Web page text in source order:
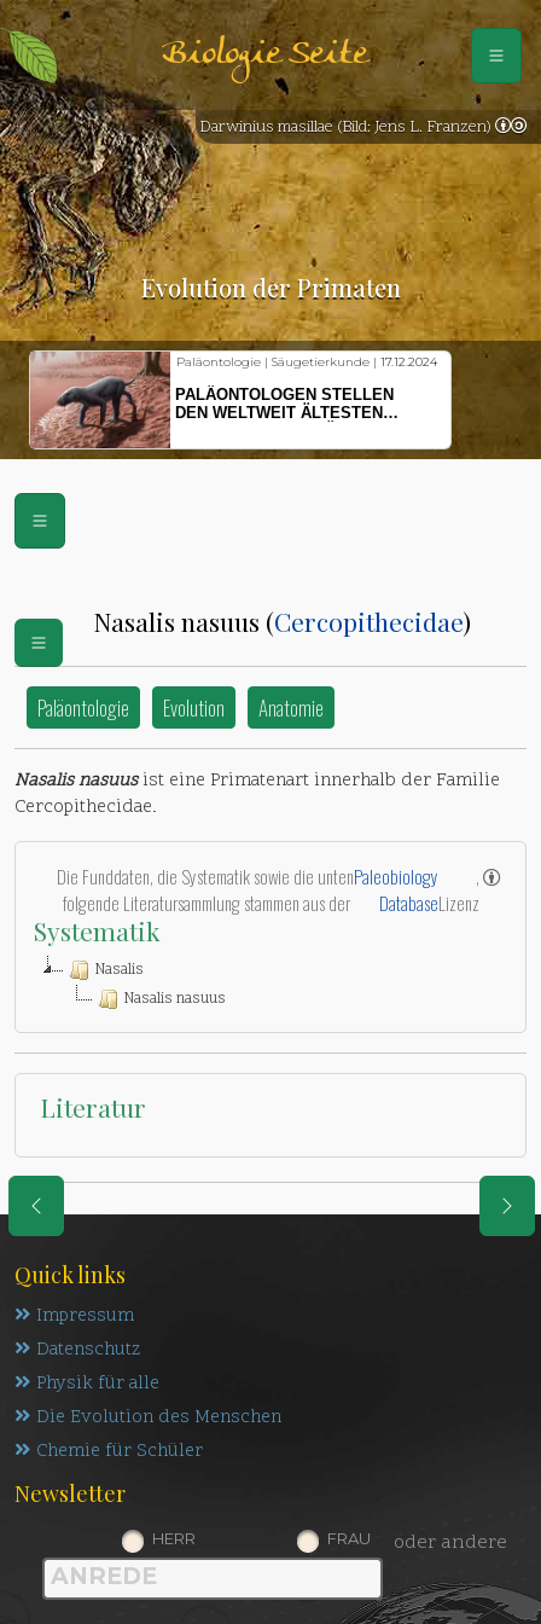
Biologie Seite
Evolution der Primaten
Paläontologie | Säugetierkunde | 17.12.2024
PALÄONTOLOGEN STELLEN
DEN WELTWEIT ÄLTESTEN
VOR
Darwinius masillae (Bild: Jens L. Franzen)
Nasalis nasuus (Cercopithecidae)
Paläontologie Evolution Anatomie
Nasalis nasuusist eine Primatenart innerhalb der Familie
Cercopithecidae.
Die Funddaten, die Systematik sowie die unten
folgende Literatursammlung stammen aus der
Paleobiology
Database
,
Lizenz
Systematik
Nasalis
Nasalis nasuus
Literatur
Quick links
Impressum
Datenschutz
Physik für alle
Die Evolution des Menschen
Chemie für Schüler
Newsletter
HERR FRAU oder andere